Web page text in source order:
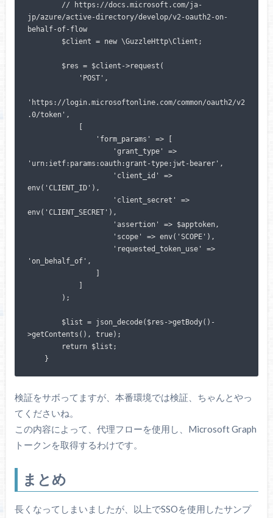
jp/azure/active-directory/develop/v2-oauth2-on-
behalf-of-flow
'https://login.microsoftonline.com/common/oauth2/v2
.0/token',
'urn:ietf:params:oauth:grant-type:jwt-bearer',
env('CLIENT_ID'),
env('CLIENT_SECRET'),
'on_behalf_of',
>getContents(), true);
    }
検証をサボってますが、本番環境では検証、ちゃんとやっ
てくださいね。
この内容によって、代理フローを使用し、Microsoft Graph
トークンを取得するわけです。
まとめ
長くなってしまいましたが、以上でSSOを使用したサンプ